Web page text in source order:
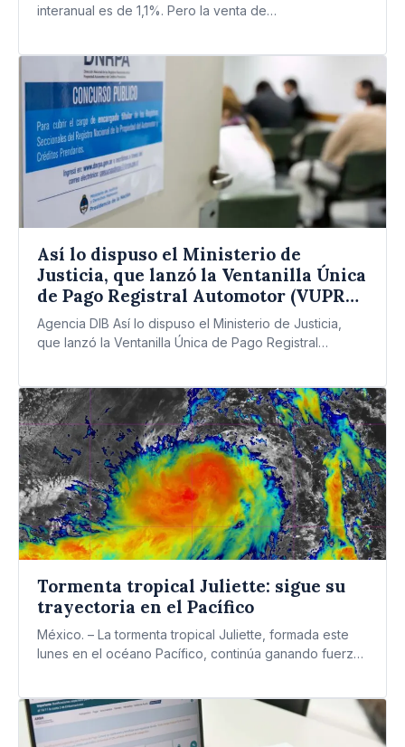
interanual es de 1,1%. Pero la venta de…
Así lo dispuso el Ministerio de
Justicia, que lanzó la Ventanilla Única
de Pago Registral Automotor (VUPRA).
Cuándo comienza a funcionar.
Agencia DIB Así lo dispuso el Ministerio de Justicia,
que lanzó la Ventanilla Única de Pago Registral
Tormenta tropical Juliette: sigue su
trayectoria en el Pacífico
México. – La tormenta tropical Juliette, formada este
lunes en el océano Pacífico, continúa ganando fuerza